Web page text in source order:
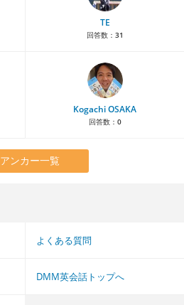
TE
回答数： 31
Kogachi OSAKA
回答数： 0
アンカー一覧
よくある質問
DMM英会話トップへ